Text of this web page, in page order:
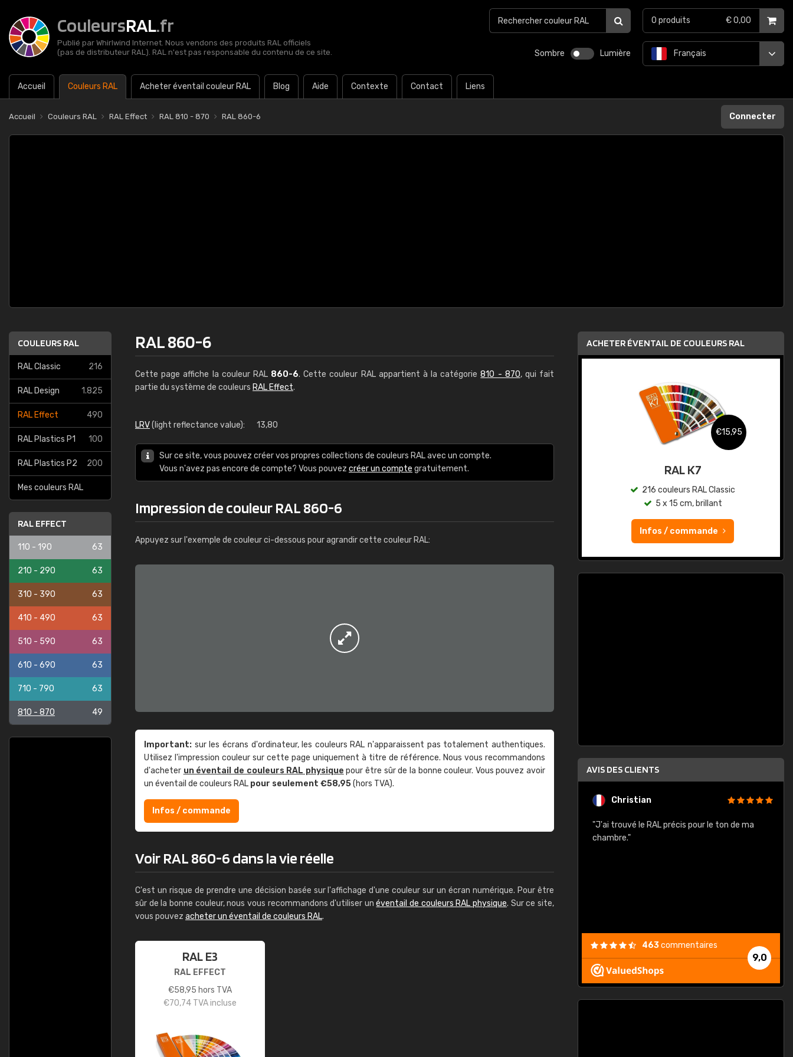
CouleursRAL.fr
Publié par Whirlwind Internet. Nous vendons des produits RAL officiels
(pas de distributeur RAL). RAL n'est pas responsable du contenu de ce site.
Sombre Lumière
Accueil Couleurs RAL Acheter éventail couleur RAL Blog Aide Contexte Contact Liens
Français
0 produits € 0,00
Accueil Couleurs RAL RAL Effect RAL 810 - 870 RAL 860-6 Connecter
COULEURS RAL
RAL Classic 216
RAL Design 1.825
RAL Effect 490
RAL Plastics P1 100
RAL Plastics P2 200
Mes couleurs RAL
RAL EFFECT
110 - 190 63
210 - 290 63
310 - 390 63
410 - 490 63
510 - 590 63
610 - 690 63
710 - 790 63
810 - 870 49
RAL 860-6
Cette page affiche la couleur RAL 860-6. Cette couleur RAL appartient à la catégorie810 - 870, qui fait
partie du système de couleurs RAL Effect.
LRV(light reflectance value): 13,80
Sur ce site, vous pouvez créer vos propres collections de couleurs RAL avec un compte.
Vous n'avez pas encore de compte? Vous pouvez créer un compte gratuitement.
Impression de couleur RAL 860-6
Appuyez sur l'exemple de couleur ci-dessous pour agrandir cette couleur RAL:
Important: sur les écrans d'ordinateur, les couleurs RAL n'apparaissent pas totalement authentiques.
Utilisez l'impression couleur sur cette page uniquement à titre de référence. Nous vous recommandons
d'acheter un éventail de couleurs RAL physique pour être sûr de la bonne couleur. Vous pouvez avoir
un éventail de couleurs RAL pour seulement €58,95(hors TVA).
Infos / commande
Voir RAL 860-6 dans la vie réelle
C'est un risque de prendre une décision basée sur l'affichage d'une couleur sur un écran numérique. Pour être
sûr de la bonne couleur, nous vous recommandons d'utiliser unéventail de couleurs RAL physique. Sur ce site,
vous pouvez acheter un éventail de couleurs RAL.
RAL E3
RAL EFFECT
€58,95 hors TVA
€70,74 TVA incluse
ACHETER ÉVENTAIL DE COULEURS RAL
RAL K7 à base d'eau
€15,95
RAL K7
216 couleurs RAL Classic
5 x 15 cm, brillant
Infos / commande
AVIS DES CLIENTS
Christian
"J'ai trouvé le RAL précis pour le ton de ma
chambre."
9,0
463commentaires